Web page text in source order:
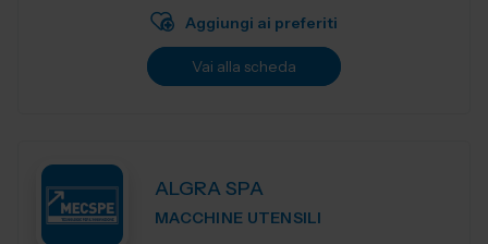
Aggiungi ai preferiti
Vai alla scheda
ALGRA SPA
MACCHINE UTENSILI